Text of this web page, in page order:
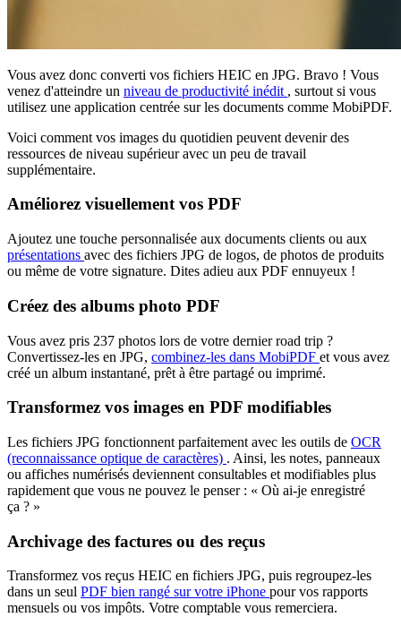
Vous avez donc converti vos fichiers HEIC en JPG. Bravo ! Vous
venez d'atteindre un niveau de productivité inédit , surtout si vous
utilisez une application centrée sur les documents comme MobiPDF.
Voici comment vos images du quotidien peuvent devenir des
ressources de niveau supérieur avec un peu de travail
supplémentaire.
Améliorez visuellement vos PDF
Ajoutez une touche personnalisée aux documents clients ou aux
présentations avec des fichiers JPG de logos, de photos de produits
ou même de votre signature. Dites adieu aux PDF ennuyeux !
Créez des albums photo PDF
Vous avez pris 237 photos lors de votre dernier road trip ?
Convertissez-les en JPG, combinez-les dans MobiPDF et vous avez
créé un album instantané, prêt à être partagé ou imprimé.
Transformez vos images en PDF modifiables
Les fichiers JPG fonctionnent parfaitement avec les outils de OCR
(reconnaissance optique de caractères) . Ainsi, les notes, panneaux
ou affiches numérisés deviennent consultables et modifiables plus
rapidement que vous ne pouvez le penser : « Où ai-je enregistré
ça ? »
Archivage des factures ou des reçus
Transformez vos reçus HEIC en fichiers JPG, puis regroupez-les
dans un seul PDF bien rangé sur votre iPhone pour vos rapports
mensuels ou vos impôts. Votre comptable vous remerciera.